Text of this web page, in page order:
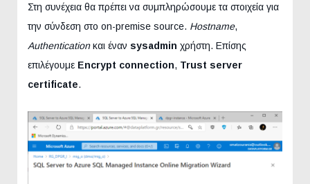
Στη συνέχεια θα πρέπει να συμπληρώσουμε τα στοιχεία για
την σύνδεση στο on-premise source. Hostname,
Authenticationκαι έναν sysadmin χρήστη. Επίσης
επιλέγουμε Encrypt connection, Trust server
certificate.